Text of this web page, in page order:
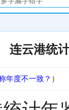
连云港统
年度不一致？ ）